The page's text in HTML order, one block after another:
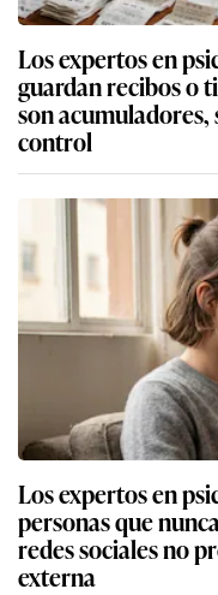
Los expertos en
guardan recibos o
son
control
Los expertos en
personas que
redes sociales no
externa